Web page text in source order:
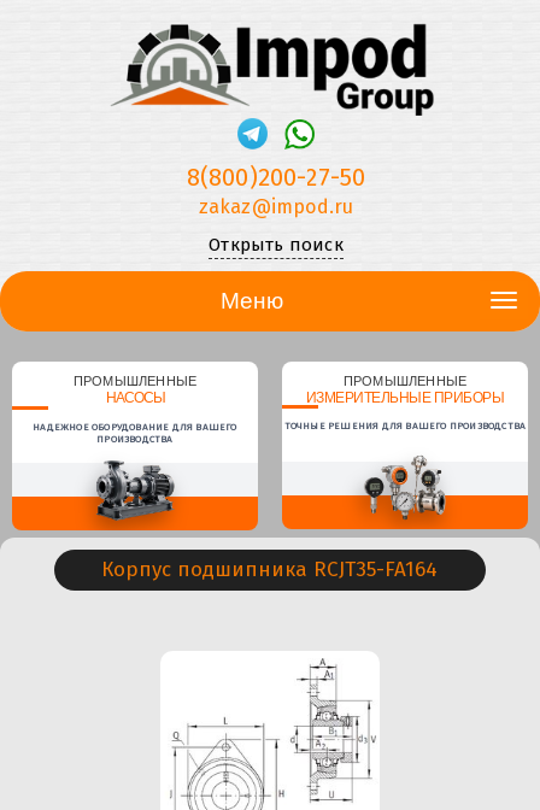
8(800)200-27-50
zakaz@impod.ru
Открыть поиск
Меню
ПРОМЫШЛЕННЫЕ
НАСОСЫ
НАДЕЖНОЕ ОБОРУДОВАНИЕ ДЛЯ ВАШЕГО
ПРОИЗВОДСТВА
ПРОМЫШЛЕННЫЕ
ИЗМЕРИТЕЛЬНЫЕ ПРИБОРЫ
ТОЧНЫЕ РЕШЕНИЯ ДЛЯ ВАШЕГО ПРОИЗВОДСТВА
Корпус подшипника RCJT35-FA164